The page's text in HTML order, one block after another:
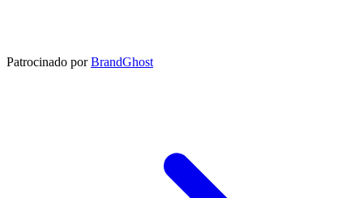
Patrocinado por BrandGhost